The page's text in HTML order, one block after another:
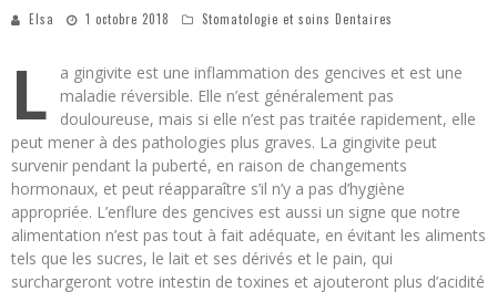
Elsa 1 octobre 2018 Stomatologie et soins Dentaires
L
a gingivite est une inflammation des gencives et est une
maladie réversible. Elle n’est généralement pas
douloureuse, mais si elle n’est pas traitée rapidement, elle
peut mener à des pathologies plus graves. La gingivite peut
survenir pendant la puberté, en raison de changements
hormonaux, et peut réapparaître s’il n’y a pas d’hygiène
appropriée. L’enflure des gencives est aussi un signe que notre
alimentation n’est pas tout à fait adéquate, en évitant les aliments
tels que les sucres, le lait et ses dérivés et le pain, qui
surchargeront votre intestin de toxines et ajouteront plus d’acidité